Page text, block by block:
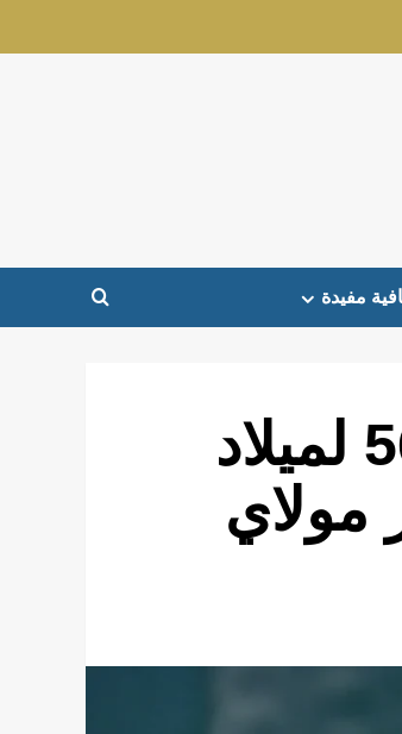
مفيدة
المغرب يحتفل بالذكرى الـ56 لميلاد
مولاي